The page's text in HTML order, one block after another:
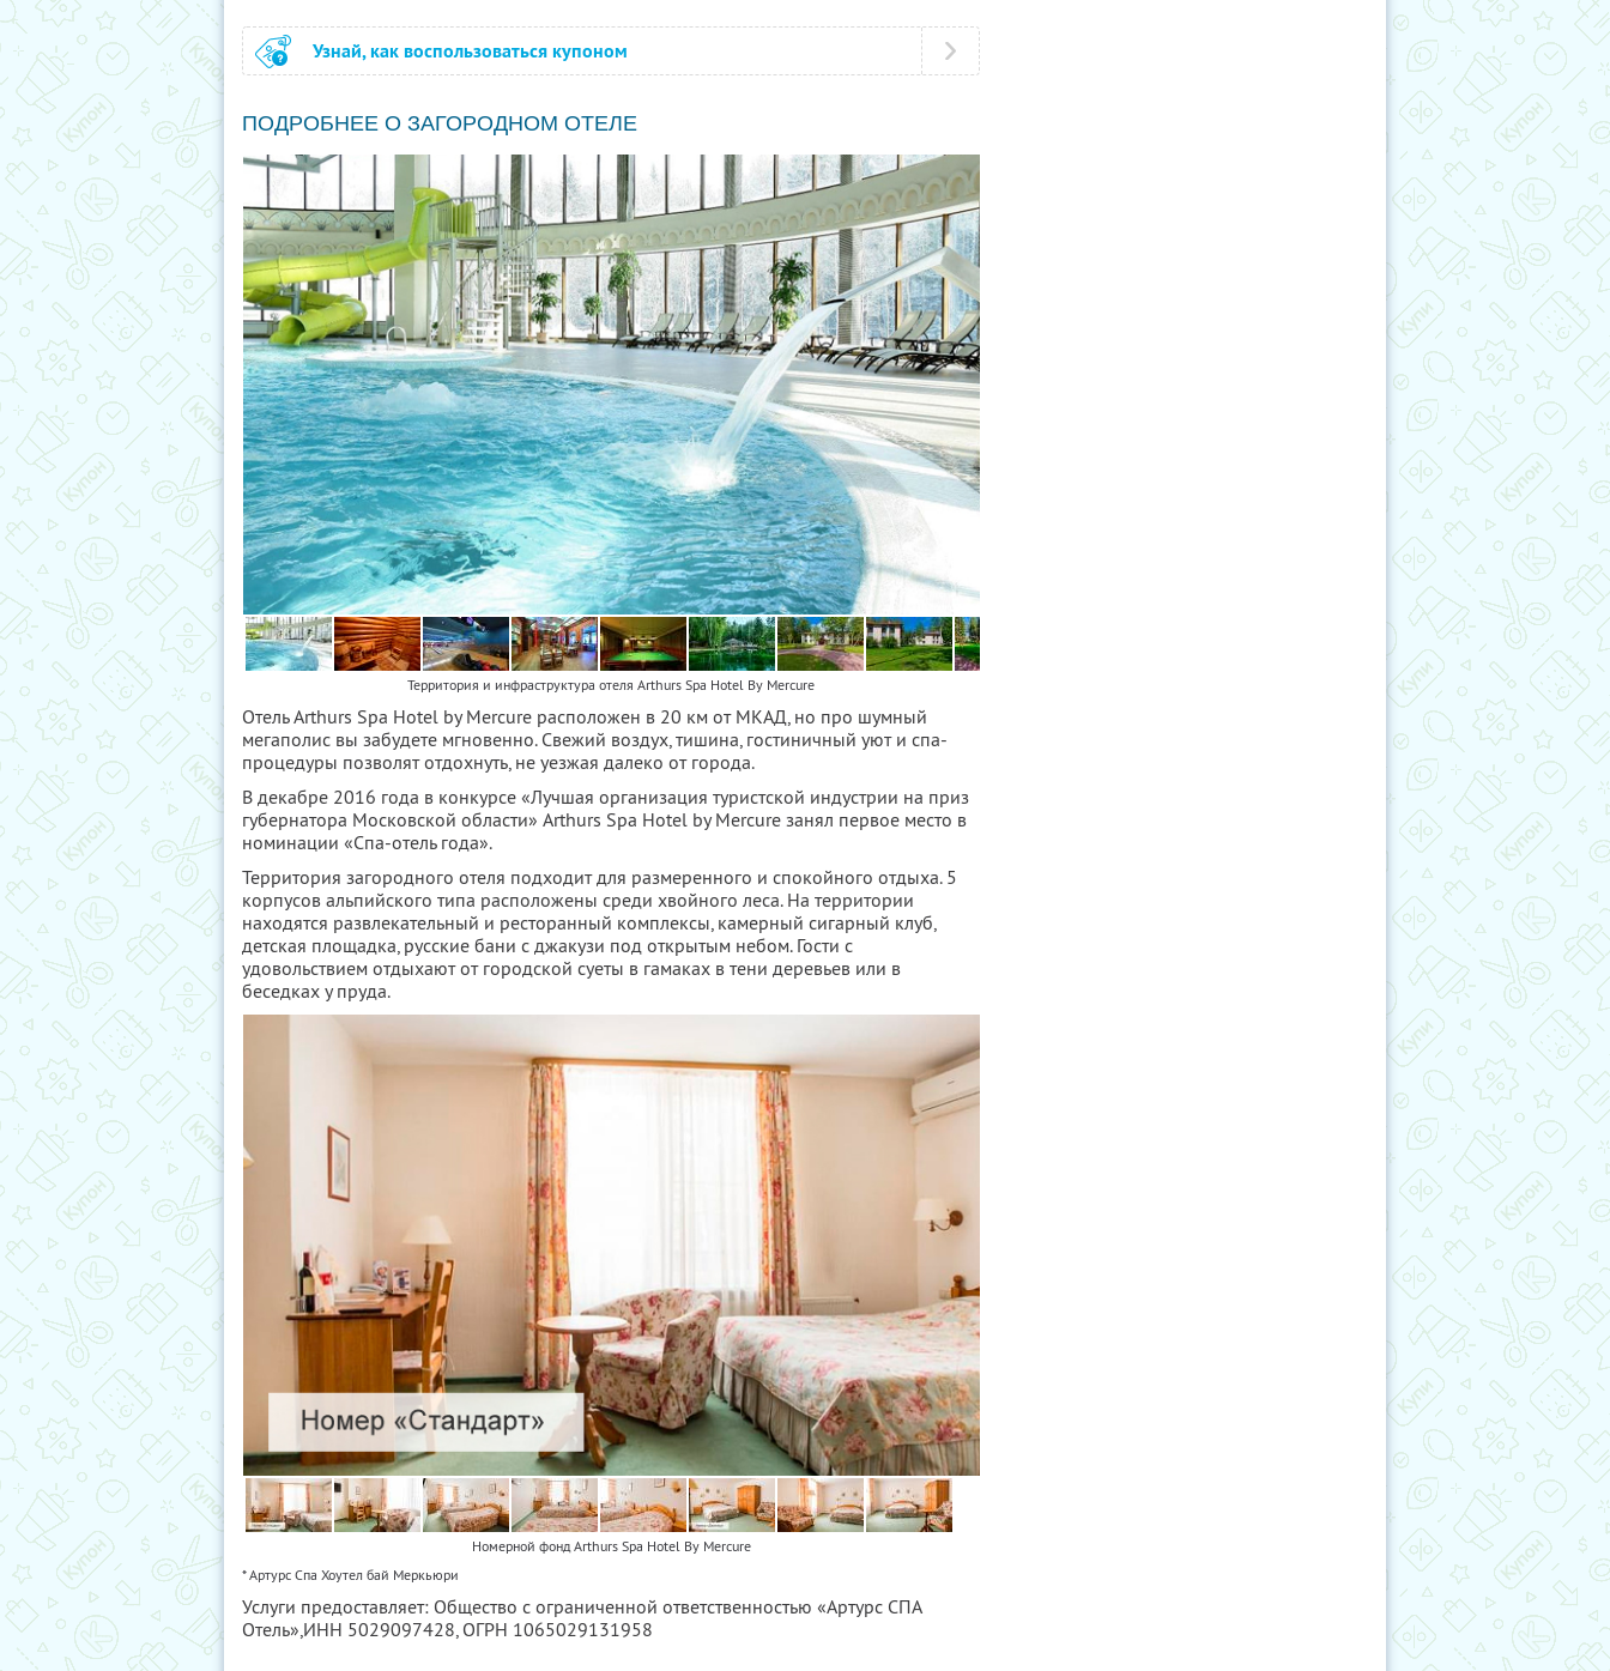
Узнай, как воспользоваться купоном
ПОДРОБНЕЕ О ЗАГОРОДНОМ ОТЕЛЕ
Территория и инфраструктура отеля Arthurs Spa Hotel By Mercure
Отель Arthurs Spa Hotel by Mercure расположен в 20 км от МКАД, но про шумный
мегаполис вы забудете мгновенно. Свежий воздух, тишина, гостиничный уют и спа-
процедуры позволят отдохнуть, не уезжая далеко от города.
В декабре 2016 года в конкурсе «Лучшая организация туристской индустрии на приз
губернатора Московской области» Arthurs Spa Hotel by Mercure занял первое место в
номинации «Спа-отель года».
Территория загородного отеля подходит для размеренного и спокойного отдыха. 5
корпусов альпийского типа расположены среди хвойного леса. На территории
находятся развлекательный и ресторанный комплексы, камерный сигарный клуб,
детская площадка, русские бани с джакузи под открытым небом. Гости с
удовольствием отдыхают от городской суеты в гамаках в тени деревьев или в
беседках у пруда.
Номерной фонд Arthurs Spa Hotel By Mercure
* Артурс Спа Хоутел бай Меркьюри
Услуги предоставляет: Общество с ограниченной ответственностью «Артурс СПА
Отель», ИНН 5029097428 , ОГРН 1065029131958